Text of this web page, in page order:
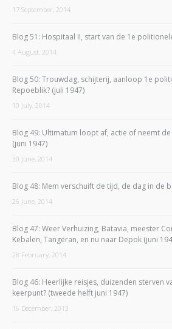
17 September, 2014
Blog 51: Hospitaal II, start van de 1e
4 August, 2014
Blog 50: Trouwdag, schijterij, aanloop 1e
Repoeblik? (juli 1947)
10 July, 2014
Blog 49: Ultimatum loopt af, actie of neemt
(juni 1947)
30 June, 2014
Blog 48: Mem verschuift de tijd, de dag in de
26 June, 2014
Blog 47: Weer Verhuizing, Batavia, meester
Kebalen, Tangeran, en nu naar Depok (juni
28 February, 2014
Blog 46: Heerlijke reisjes, duizenden sterven
keerpunt? (tweede helft juni 1947)
16 December, 2013